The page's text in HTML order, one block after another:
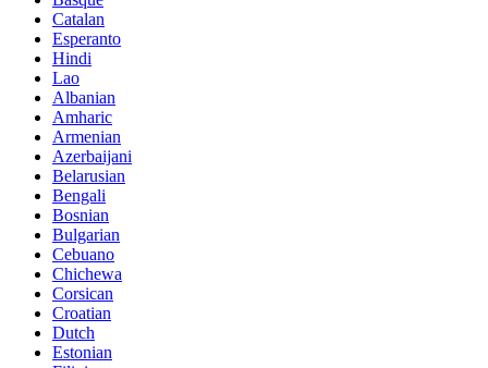
Catalan
Esperanto
Hindi
Lao
Albanian
Amharic
Armenian
Azerbaijani
Belarusian
Bengali
Bosnian
Bulgarian
Cebuano
Chichewa
Corsican
Croatian
Dutch
Estonian